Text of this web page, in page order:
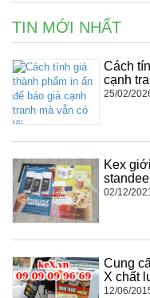
TIN MỚI NHẤT
Cách
cạnh
25/02/
Kex
02/12/
Cung
X chất
12/06/